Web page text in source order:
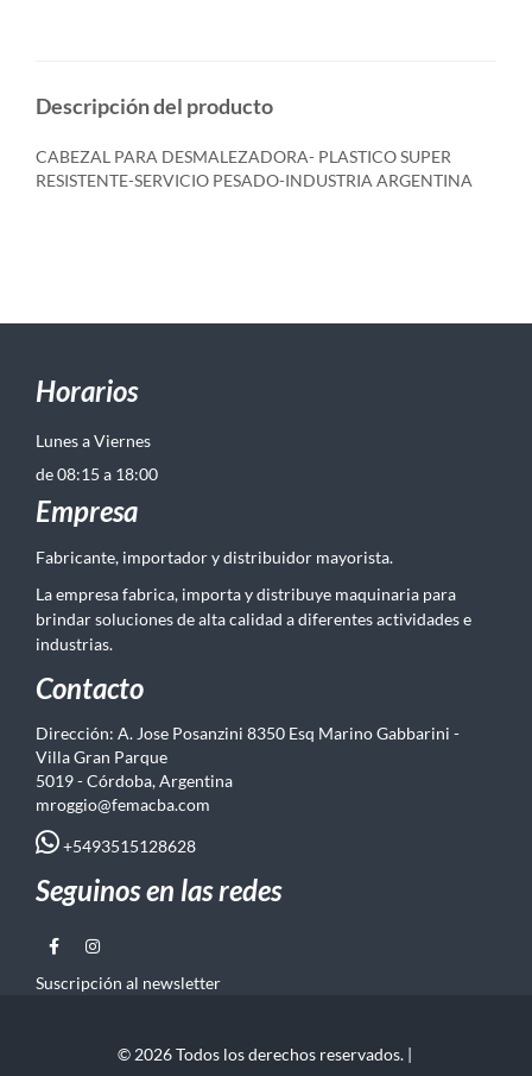
Descripción del producto
CABEZAL PARA DESMALEZADORA- PLASTICO SUPER
RESISTENTE-SERVICIO PESADO-INDUSTRIA ARGENTINA
Horarios
Lunes a Viernes
de 08:15 a 18:00
Empresa
Fabricante, importador y distribuidor mayorista.
La empresa fabrica, importa y distribuye maquinaria para
brindar soluciones de alta calidad a diferentes actividades e
industrias.
Contacto
Dirección: A. Jose Posanzini 8350 Esq Marino Gabbarini -
Villa Gran Parque
5019 - Córdoba, Argentina
mroggio@femacba.com
+5493515128628
Seguinos en las redes
Suscripción al newsletter
© 2026 Todos los derechos reservados. |